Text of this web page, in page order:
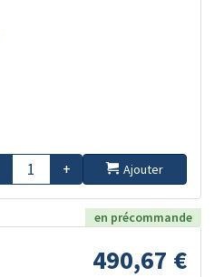
+ Ajouter
en précommande
490,67 €